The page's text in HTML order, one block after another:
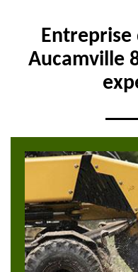
Entreprise
Aucamville